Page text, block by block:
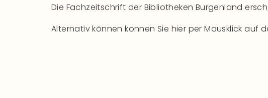
Die Fachzeitschrift der Bibliotheken Burgenland
Alternativ können können Sie hier per Mausklick